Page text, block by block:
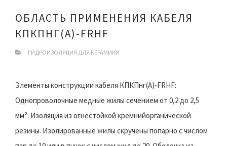
ОБЛАСТЬ ПРИМЕНЕНИЯ КАБЕЛЯ
КПКПНГ(A)-FRHF
ГИДРОИЗОЛЯЦИЯ ДЛЯ КЕРАМИКИ
Элементы конструкции кабеля КПКПнг(A)-FRHF:
Однопроволочные медные жилы сечением от 0,2 до 2,5
мм². Изоляция из огнестойкой кремнийорганической
резины. Изолированные жилы скручены попарно с числом